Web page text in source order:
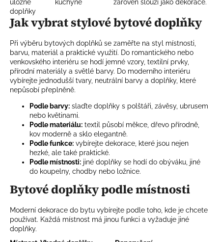
úložné
doplňky
kuchyně zároveň slouží jako dekorace.
Jak vybrat stylové bytové doplňky
Při výběru bytových doplňků se zaměřte na styl místnosti,
barvu, materiál a praktické využití. Do romantického nebo
venkovského interiéru se hodí jemné vzory, textilní prvky,
přírodní materiály a světlé barvy. Do moderního interiéru
vybírejte jednodušší tvary, neutrální barvy a doplňky, které
nepůsobí přeplněně.
Podle barvy: slaďte doplňky s polštáři, závěsy, ubrusem
nebo květinami.
Podle materiálu: textil působí měkce, dřevo přírodně,
kov moderně a sklo elegantně.
Podle funkce: vybírejte dekorace, které jsou nejen
hezké, ale také praktické.
Podle místnosti: jiné doplňky se hodí do obýváku, jiné
do koupelny, chodby nebo ložnice.
Bytové doplňky podle místnosti
Moderní dekorace do bytu vybírejte podle toho, kde je chcete
používat. Každá místnost má jinou funkci a vyžaduje jiné
doplňky.